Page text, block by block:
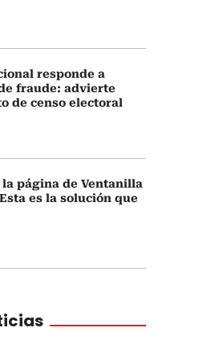
responde a
fraude: advierte
de censo electoral
la página de Ventanilla
es la solución que